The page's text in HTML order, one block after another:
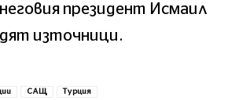
президент Исмаил
източници.
САЩ Турция